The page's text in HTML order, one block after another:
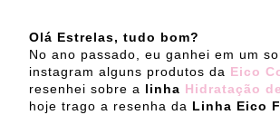
Olá Estrelas, tudo bom?
No ano passado, eu ganhei em um
instagram alguns produtos da Eico
resenhei sobre a linha Hidratação
hoje trago a resenha da Linha Eico